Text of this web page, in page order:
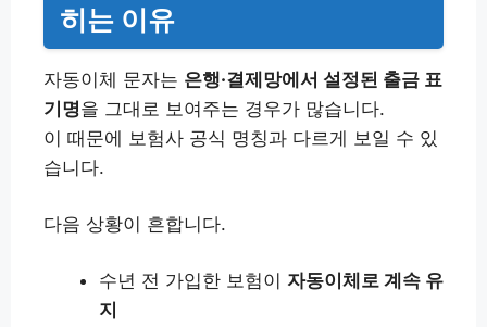
히는 이유
자동이체 문자는 은행·결제망에서 설정된 출금 표
기명을 그대로 보여주는 경우가 많습니다.
이 때문에 보험사 공식 명칭과 다르게 보일 수 있
습니다.
다음 상황이 흔합니다.
수년 전 가입한 보험이 자동이체로 계속 유
지